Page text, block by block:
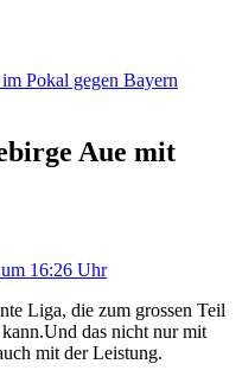
Pokal gegen Bayern
Aue mit
16:26 Uhr
Liga, die zum grossen Teil
das nicht nur mit
mit der Leistung.